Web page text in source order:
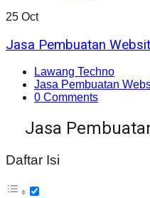
25 Oct
Jasa Pembuatan
Lawang Techno
Jasa Pembuatan
0 Comments
Jasa
Daftar Isi